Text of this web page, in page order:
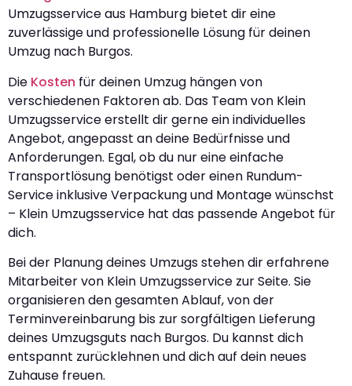
Umzugsservice aus Hamburg bietet dir eine
zuverlässige und professionelle Lösung für deinen
Umzug nach Burgos.
Die Kosten für deinen Umzug hängen von
verschiedenen Faktoren ab. Das Team von Klein
Umzugsservice erstellt dir gerne ein individuelles
Angebot, angepasst an deine Bedürfnisse und
Anforderungen. Egal, ob du nur eine einfache
Transportlösung benötigst oder einen Rundum-
Service inklusive Verpackung und Montage wünschst
– Klein Umzugsservice hat das passende Angebot für
dich.
Bei der Planung deines Umzugs stehen dir erfahrene
Mitarbeiter von Klein Umzugsservice zur Seite. Sie
organisieren den gesamten Ablauf, von der
Terminvereinbarung bis zur sorgfältigen Lieferung
deines Umzugsguts nach Burgos. Du kannst dich
entspannt zurücklehnen und dich auf dein neues
Zuhause freuen.